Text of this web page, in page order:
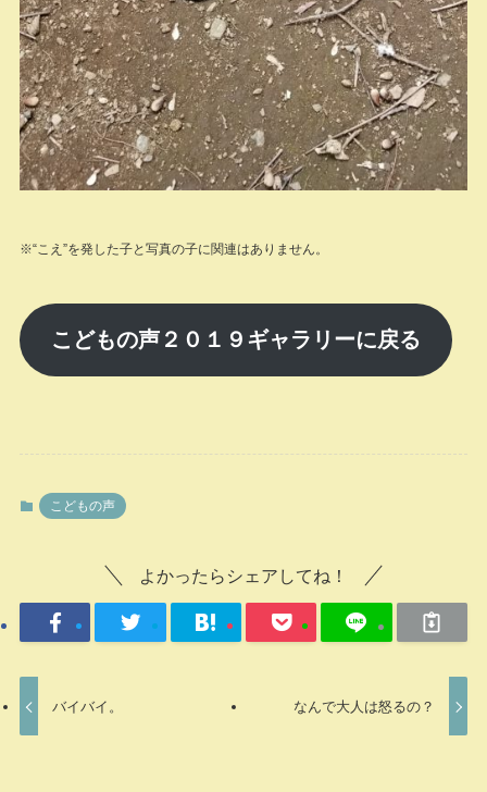
※“こえ”を発した子と写真の子に関連はありません。
こどもの声２０１９ギャラリーに戻る
こどもの声
よかったらシェアしてね！
バイバイ。 なんで大人は怒るの？